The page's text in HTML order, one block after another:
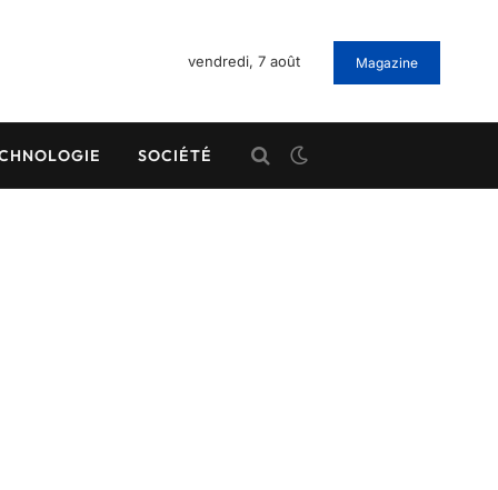
vendredi, 7 août Magazine
SOCIÉTÉ